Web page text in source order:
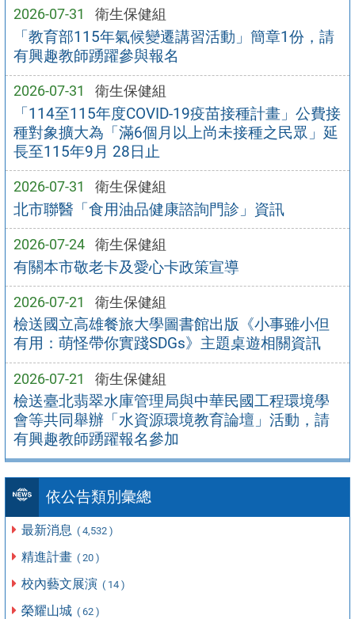
2026-07-31 衛生保健組
「教育部115年氣候變遷講習活動」簡章1份，請
有興趣教師踴躍參與報名
2026-07-31 衛生保健組
「114至115年度COVID-19疫苗接種計畫」公費接
種對象擴大為「滿6個月以上尚未接種之民眾」延
長至115年9月 28日止
2026-07-31 衛生保健組
北市聯醫「食用油品健康諮詢門診」資訊
2026-07-24 衛生保健組
有關本市敬老卡及愛心卡政策宣導
2026-07-21 衛生保健組
檢送國立高雄餐旅大學圖書館出版《小事雖小但
有用：萌怪帶你實踐SDGs》主題桌遊相關資訊
2026-07-21 衛生保健組
檢送臺北翡翠水庫管理局與中華民國工程環境學
會等共同舉辦「水資源環境教育論壇」活動，請
有興趣教師踴躍報名參加
依公告類別彙總
最新消息 ( 4,532 )
精進計畫 ( 20 )
校內藝文展演 ( 14 )
榮耀山城 ( 62 )